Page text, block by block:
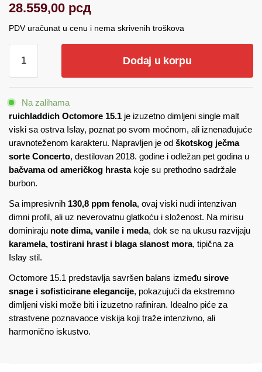
28.559,00 рсд
PDV uračunat u cenu i nema skrivenih troškova
Octomore
15.1
količina
Dodaj u korpu
Na zalihama
ruichladdich Octomore 15.1 je izuzetno dimljeni single malt
viski sa ostrva Islay, poznat po svom moćnom, ali iznenađujuće
uravnoteženom karakteru. Napravljen je od škotskog ječma
sorte Concerto, destilovan 2018. godine i odležan pet godina u
bačvama od američkog hrastakoje su prethodno sadržale
burbon.
Sa impresivnih 130,8 ppm fenola, ovaj viski nudi intenzivan
dimni profil, ali uz neverovatnu glatkoću i složenost. Na mirisu
dominiraju note dima, vanile i meda, dok se na ukusu razvijaju
karamela, tostirani hrast i blaga slanost mora, tipična za
Islay stil.
Octomore 15.1 predstavlja savršen balans između sirove
snage i sofisticirane elegancije, pokazujući da ekstremno
dimljeni viski može biti i izuzetno rafiniran. Idealno piće za
strastvene poznavaoce viskija koji traže intenzivno, ali
harmonično iskustvo.